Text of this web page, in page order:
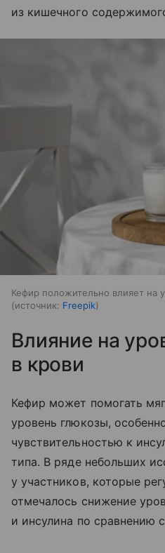
из кишечного
Кефир положительно влияет на
источник: Freepik
Влияние на
в крови
Кефир может помогать
уровень глюкозы,
чувствительностью к
типа. В ряде небольших
у участников, которые
отмечалось снижение
и инсулина по сравнению